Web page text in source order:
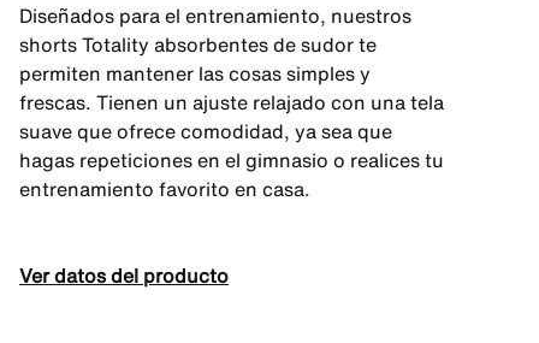
Diseñados para el entrenamiento, nuestros
shorts Totality absorbentes de sudor te
permiten mantener las cosas simples y
frescas. Tienen un ajuste relajado con una tela
suave que ofrece comodidad, ya sea que
hagas repeticiones en el gimnasio o realices tu
entrenamiento favorito en casa.
Ver datos del producto